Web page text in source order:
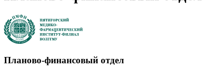
Планово-финансовый отдел